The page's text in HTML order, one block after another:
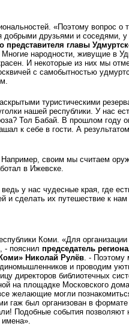
«Поэтому вопрос о
добрыми друзьями и соседями, у
представителя главы
Многие народности, живущие в
И некоторые из них мы
с самобытностью
туристическими
нашей республики. У нас
Тол Бабай. В прошлом году
к себе в гости. А
своим мы считаем
в Ижевске.
у нас чудесные края, где
и сделать их путешествие к
Коми. «Для
- пояснил председатель
Николай Рулёв. - Поэтому
и проводим
директоров библиотечных
на площадке Московского
желающие могли
гаж был организован в
Подобные события позволяют